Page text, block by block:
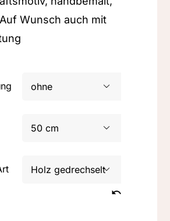
Wunsch auch mit


